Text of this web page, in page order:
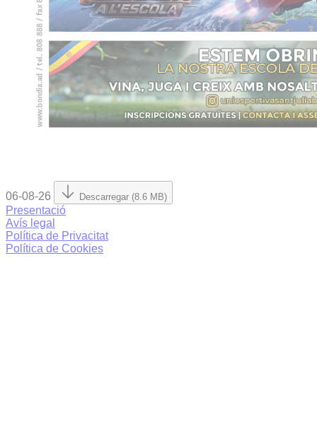
06-08-26 Descarregar (8.6 MB)
Presentació
Avís legal
Política de Privacitat
Política de Cookies